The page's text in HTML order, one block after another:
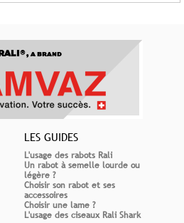
RALI®,A BRAND
LES GUIDES
L'usage des rabots Rali
Un rabot à semelle lourde ou
légère ?
Choisir son rabot et ses
accessoires
Choisir une lame ?
L'usage des ciseaux Rali Shark